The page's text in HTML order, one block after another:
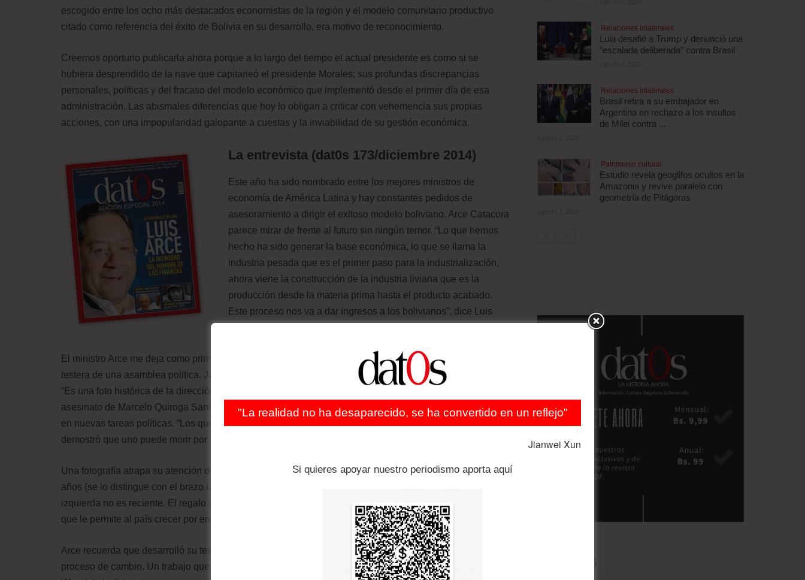
escogido entre los ocho más destacados economistas de la región y el modelo comunitario productivo
citado como referencia del éxito de Bolivia en su desarrollo, era motivo de reconocimiento.
Creemos oportuno publicarla ahora porque a lo largo del tiempo el actual presidente es como si se
hubiera desprendido de la nave que capitaneó el presidente Morales; sus profundas discrepancias
personales, políticas y del fracaso del modelo económico que implementó desde el primer día de esa
administración. Las abismales diferencias que hoy lo obligan a criticar con vehemencia sus propias
acciones, con una impopularidad galopante a cuestas y la inviabilidad de su gestión económica.
La entrevista (dat0s 173/diciembre 2014)
Este año ha sido nombrado entre los mejores ministros de
economía de América Latina y hay constantes pedidos de
asesoramiento a dirigir el exitoso modelo boliviano. Arce Catacora
parece mirar de frente al futuro sin ningún temor. “Lo que hemos
hecho ha sido generar la base económica, lo que se llama la
industria pesada que es el primer paso para la industrialización,
ahora viene la construcción de la industria liviana que es la
producción desde la materia prima hasta el producto acabado.
Este proceso nos va a dar ingresos a los bolivianos”, dice Luis
El ministro Arce me deja como primera tarea identificar a las personas de una foto no muy nítida en la
testera de una asamblea política. Junto a él aparecen Roger Cortez, Chaly Borth y Gustavo Rodriguez.
“Es una foto histórica de la dirección de juventudes del Partido Socialista”, explica. Después del
asesinato de Marcelo Quiroga Santa Cruz en 1980 se compactó la formación ideológica del ministro Arce
en nuevas tareas políticas. “Los que lo mataron no sabían que recién empezaba la lucha. Marcelo
demostró que uno puede morir por sus ideales”.
Una fotografía atrapa su atención de manera especial: su juramento de economista de la UMSA hace 26
años (se lo distingue con el brazo izquierdo en alto y el puño cerrado). Explica que su militancia en la
izquierda no es reciente. El regalo del crecimiento sostenido basado en el modelo comunitario productivo
que le permite al país crecer por encima del 5%.
Arce recuerda que desarrolló su tesis de grado en 1984 sobre el modelo económico que sustentó el
proceso de cambio. Un trabajo que le demandó dos años y devino luego en una maestría que cursó en
Relaciones bilaterales
Lula desafió a Trump y denunció una
“escalada deliberada” contra Brasil
Relaciones bilaterales
Brasil retira a su embajador en
Argentina en rechazo a los insultos
de Milei contra ...
Patrimonio cultural
Estudio revela geoglifos ocultos en la
Amazonia y revive paralelo con
geometría de Pitágoras
"La realidad no ha desaparecido, se ha convertido en un reflejo"
Jianwei Xun
Si quieres apoyar nuestro periodismo aporta aquí